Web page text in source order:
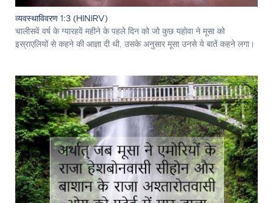
व्यवस्थाविवरण 1:3 (HINIRV)
चालीसवें वर्ष के ग्यारहवें महीने के पहले दिन को जो कुछ यहोवा ने मूसा को
इस्राएलियों से कहने की आज्ञा दी थी, उसके अनुसार मूसा उनसे ये बातें कहने लगा।